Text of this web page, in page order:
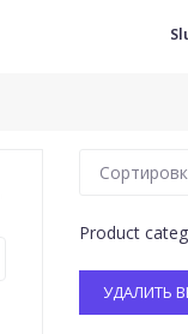
Product
УДАЛИТЬ